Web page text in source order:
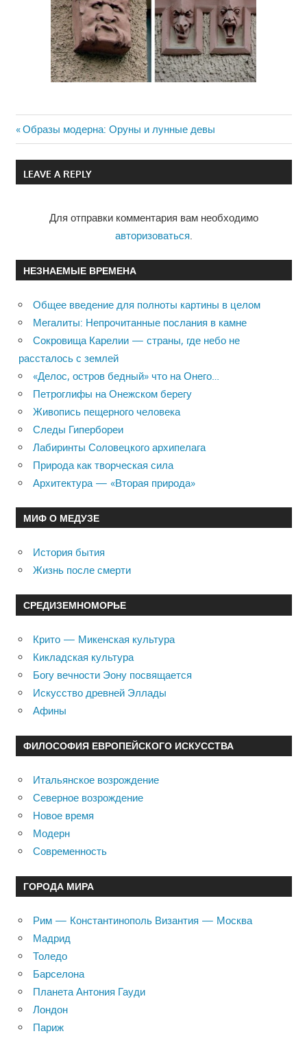
Навигация
по
Previous
Post:
Образы модерна: Оруны и лунные девы
LEAVE A REPLY
Для отправки комментария вам необходимо
авторизоваться
НЕЗНАЕМЫЕ ВРЕМЕНА
Общее введение для полноты картины в целом
Мегалиты: Непрочитанные послания в камне
Сокровища Карелии — страны, где небо не
рассталось с землей
«Делос, остров бедный» что на Онего…
Петроглифы на Онежском берегу
Живопись пещерного человека
Следы Гипербореи
Лабиринты Соловецкого архипелага
Природа как творческая сила
Архитектура — «Вторая природа»
МИФ О МЕДУЗЕ
История бытия
Жизнь после смерти
СРЕДИЗЕМНОМОРЬЕ
Крито — Микенская культура
Кикладская культура
Богу вечности Эону посвящается
Искусство древней Эллады
Афины
ФИЛОСОФИЯ ЕВРОПЕЙСКОГО ИСКУССТВА
Итальянское возрождение
Северное возрождение
Новое время
Модерн
Современность
ГОРОДА МИРА
Рим — Константинополь Византия — Москва
Мадрид
Толедо
Барселона
Планета Антония Гауди
Лондон
Париж